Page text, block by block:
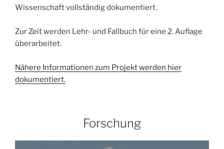
Wissenschaft vollständig dokumentiert.
Zur Zeit werden Lehr- und Fallbuch für eine 2. Auflage
überarbeitet.
Nähere Informationen zum Projekt werden hier
dokumentiert.
Forschung